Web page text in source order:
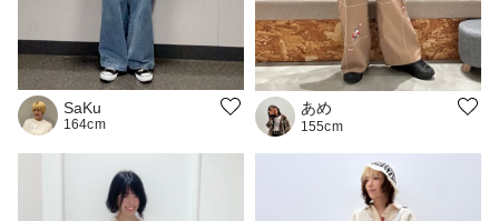
SaKu
164cm
あめ
155cm